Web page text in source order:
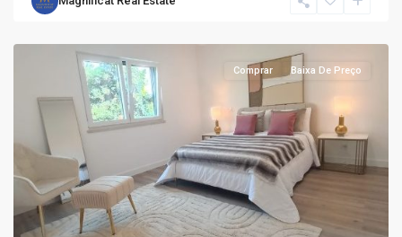
T2,
Comprar Baixa De Preço